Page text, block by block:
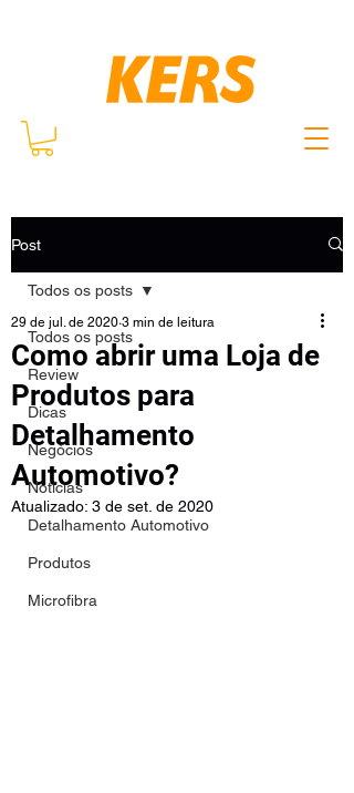
Post
Todos os posts
Review
Dicas
Negócios
Notícias
Detalhamento Automotivo
Produtos
Microfibra
Todos os posts
Como abrir uma Loja de
Produtos para
Detalhamento
Automotivo?
29 de jul. de 2020 3 min de leitura
Atualizado: 3 de set. de 2020